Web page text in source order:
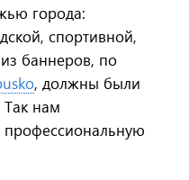
города:
спортивной,
баннеров, по
, должны были
нам
профессиональную